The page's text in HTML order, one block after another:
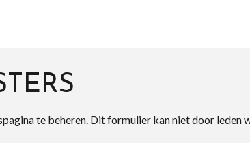
te beheren. Dit formulier kan niet door leden